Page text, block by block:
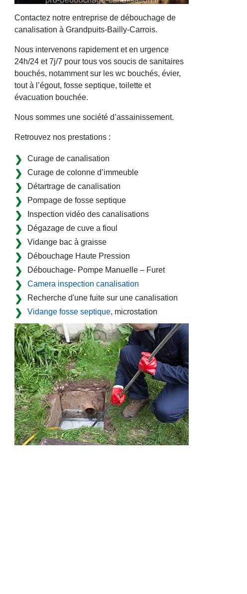
Contactez notre entreprise de débouchage de
canalisation à Grandpuits-Bailly-Carrois.
Nous intervenons rapidement et en urgence
24h/24 et 7j/7 pour tous vos soucis de sanitaires
bouchés, notamment sur les wc bouchés, évier,
tout à l’égout, fosse septique, toilette et
évacuation bouchée.
Nous sommes une société d’assainissement.
Retrouvez nos prestations :
Curage de canalisation
Curage de colonne d’immeuble
Détartrage de canalisation
Pompage de fosse septique
Inspection vidéo des canalisations
Dégazage de cuve a fioul
Vidange bac à graisse
Débouchage Haute Pression
Débouchage- Pompe Manuelle – Furet
Camera inspection canalisation
Recherche d'une fuite sur une canalisation
Vidange fosse septique, microstation